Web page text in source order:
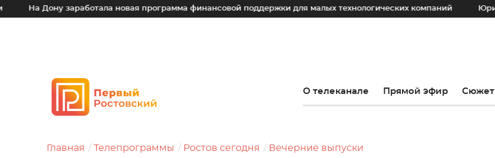
заработала новая программа финансовой поддержки для малых технологических компаний Юрий Слюсарь:
О телеканале Прямой эфир
Главная Телепрограммы Ростов сегодня Вечерние выпуски